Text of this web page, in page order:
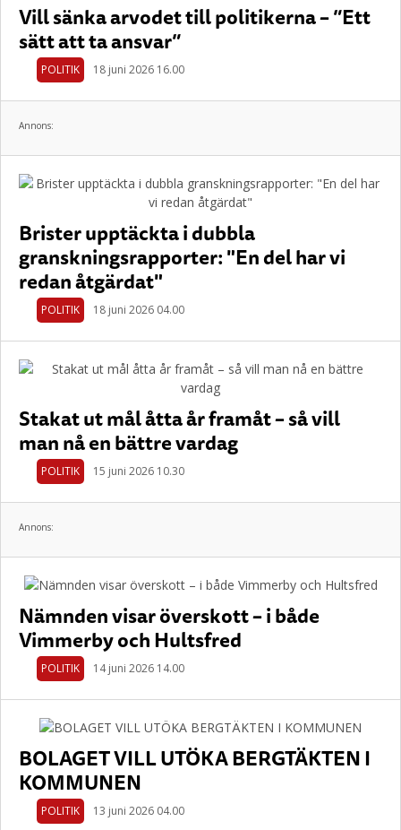
Vill sänka arvodet till politikerna – ”Ett
sätt att ta ansvar”
POLITIK 18 juni 2026 16.00
Annons:
Brister upptäckta i dubbla
granskningsrapporter: "En del har vi
redan åtgärdat"
POLITIK 18 juni 2026 04.00
Stakat ut mål åtta år framåt – så vill
man nå en bättre vardag
POLITIK 15 juni 2026 10.30
Annons:
Nämnden visar överskott – i både
Vimmerby och Hultsfred
POLITIK 14 juni 2026 14.00
BOLAGET VILL UTÖKA BERGTÄKTEN I
KOMMUNEN
POLITIK 13 juni 2026 04.00